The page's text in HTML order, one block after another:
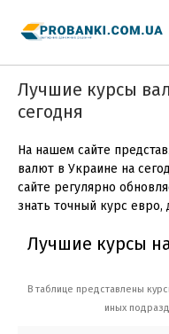
Лучшие курсы
сегодня
На нашем сайте
валют в Украине на
сайте регулярно
знать точный курс евро,
Лучшие курсы
В таблице представлены
иных